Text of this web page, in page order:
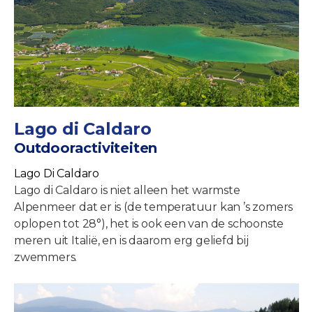
Lago di Caldaro
Outdooractiviteiten
Lago Di Caldaro
Lago di Caldaro is niet alleen het warmste
Alpenmeer dat er is (de temperatuur kan ’s zomers
oplopen tot 28°), het is ook een van de schoonste
meren uit Italië, en is daarom erg geliefd bij
zwemmers.